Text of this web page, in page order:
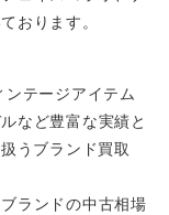
おります。
テージアイテム
など豊富な実績と
うブランド買取
ランドの中古相場